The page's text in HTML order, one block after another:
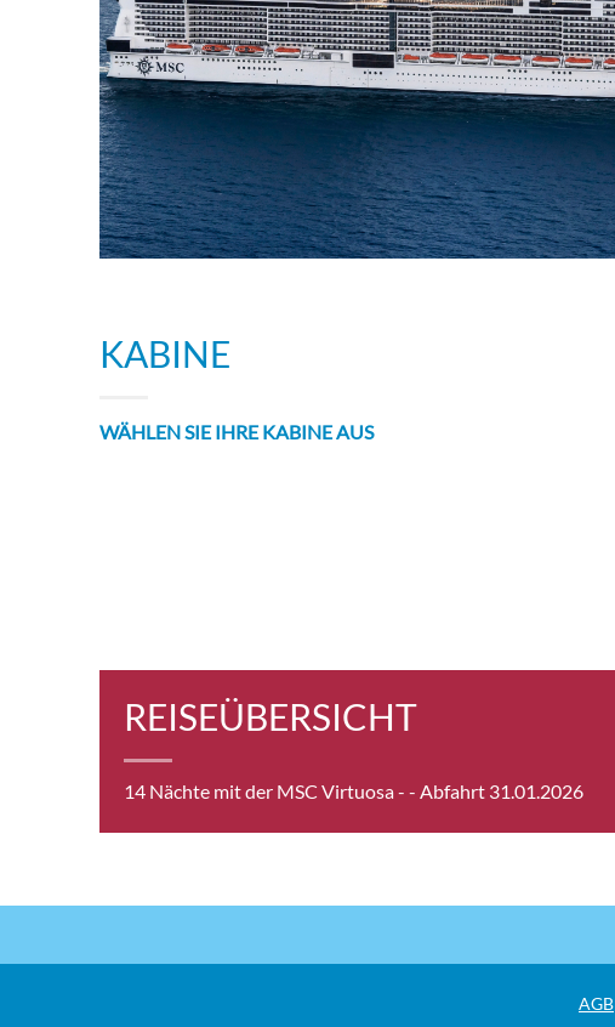
KABINE
WÄHLEN SIE IHRE KABINE AUS
REISEÜBERSICHT
14 Nächte mit der MSC Virtuosa - - Abfahrt 31.01.2026
AGB